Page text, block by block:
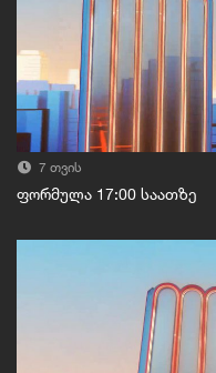
7 თვის
ფორმულა 17:00 საათზე